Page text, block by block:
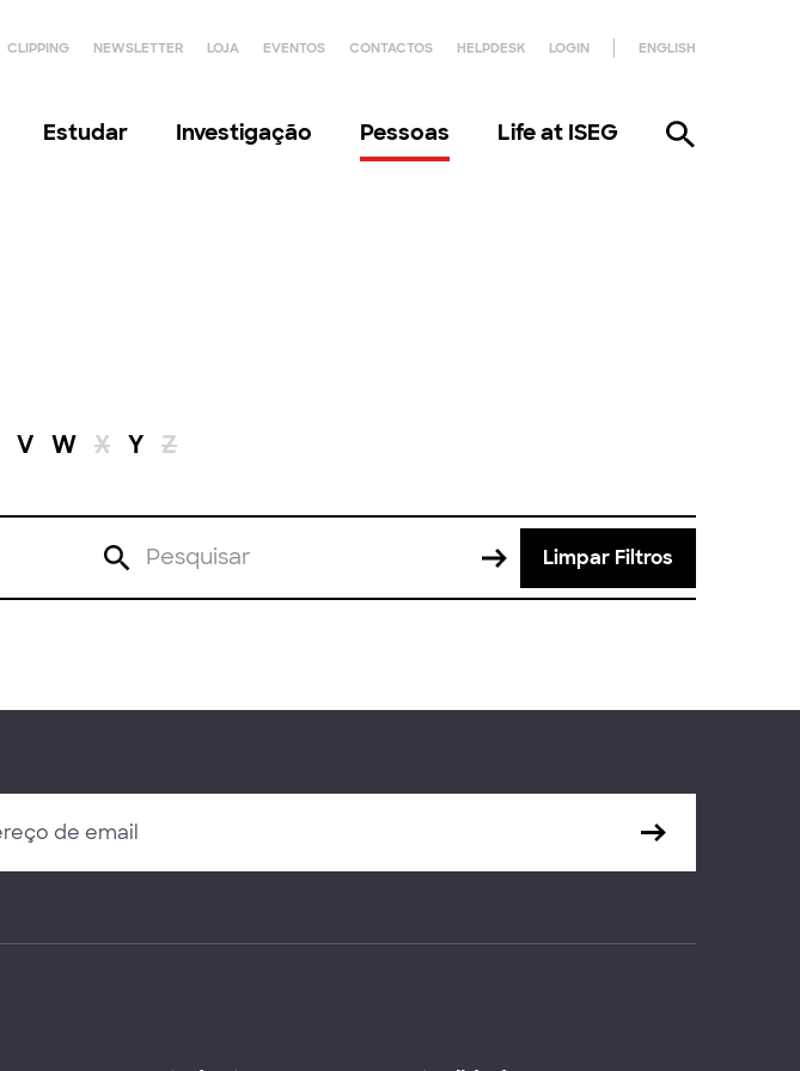
CLIPPING NEWSLETTER LOJA EVENTOS CONTACTOS HELPDESK LOGIN ENGLISH
Estudar Investigação Pessoas Life at ISEG
V W X Y Z
Limpar Filtros